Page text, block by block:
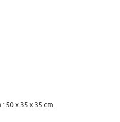
50 x 35 x 35 cm.